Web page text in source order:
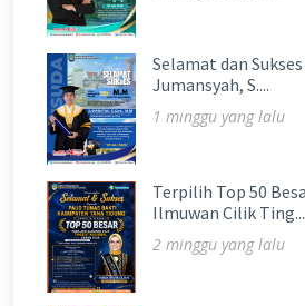
Selamat dan
Jumansyah, S....
1 minggu yang lalu
Terpilih Top 50
Ilmuwan Cilik Ting...
2 minggu yang lalu